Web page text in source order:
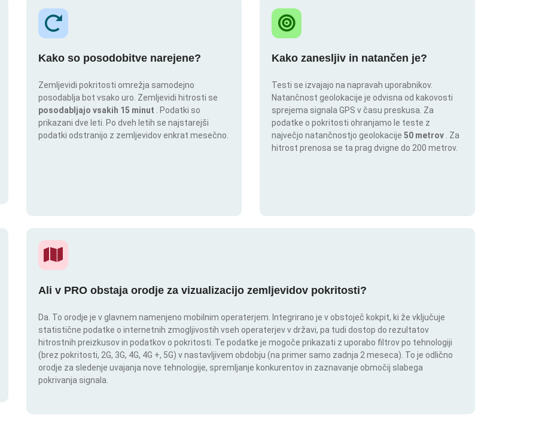
Kako so posodobitve narejene?
Zemljevidi pokritosti omrežja samodejno
posodablja bot vsako uro. Zemljevidi hitrosti se
posodabljajo vsakih 15 minut
. Podatki so
prikazani dve leti. Po dveh letih se najstarejši
podatki odstranijo z zemljevidov enkrat mesečno.
Kako zanesljiv in natančen je?
Testi se izvajajo na napravah uporabnikov.
Natančnost geolokacije je odvisna od kakovosti
sprejema signala GPS v času preskusa. Za
podatke o pokritosti ohranjamo le teste z
največjo natančnostjo geolokacije 50 metrov
. Za
hitrost prenosa se ta prag dvigne do 200 metrov.
Ali v PRO obstaja orodje za vizualizacijo zemljevidov pokritosti?
Da. To orodje je v glavnem namenjeno mobilnim operaterjem. Integrirano je v obstoječ kokpit, ki že vključuje
statistične podatke o internetnih zmogljivostih vseh operaterjev v državi, pa tudi dostop do rezultatov
hitrostnih preizkusov in podatkov o pokritosti. Te podatke je mogoče prikazati z uporabo filtrov po tehnologiji
(brez pokritosti, 2G, 3G, 4G, 4G +, 5G) v nastavljivem obdobju (na primer samo zadnja 2 meseca). To je odlično
orodje za sledenje uvajanja nove tehnologije, spremljanje konkurentov in zaznavanje območij slabega
pokrivanja signala.